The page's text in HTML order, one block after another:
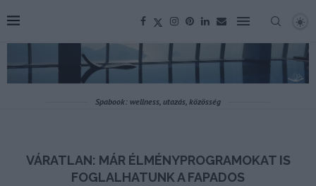
Spabook: wellness, utazás, közösség
VÁRATLAN: MÁR ÉLMÉNYPROGRAMOKAT IS
FOGLALHATUNK A FAPADOS